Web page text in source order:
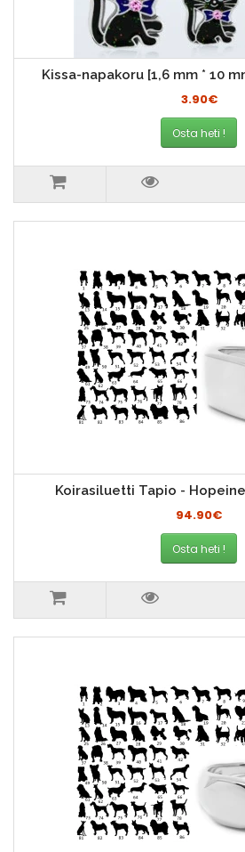
Kissa-napakoru [1,6 mm * 10
3.90€
Osta heti !
Koirasiluetti Tapio -
94.90€
Osta heti !